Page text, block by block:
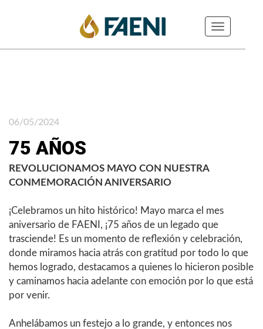
Toggle
navigation
06/05/2024
75 AÑOS
REVOLUCIONAMOS MAYO CON NUESTRA
CONMEMORACIÓN ANIVERSARIO
¡Celebramos un hito histórico! Mayo marca el mes
aniversario de FAENI, ¡75 años de un legado que
trasciende! Es un momento de reflexión y celebración,
donde miramos hacia atrás con gratitud por todo lo que
hemos logrado, destacamos a quienes lo hicieron posible
y caminamos hacia adelante con emoción por lo que está
por venir.
Anhelábamos un festejo a lo grande, y entonces nos